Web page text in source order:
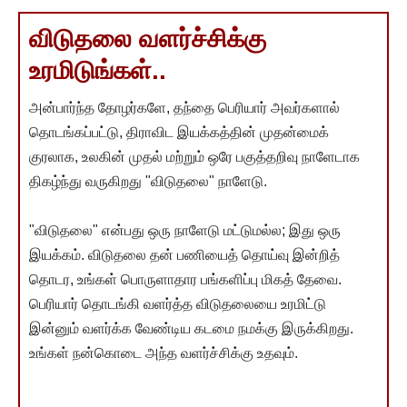
விடுதலை வளர்ச்சிக்கு
உரமிடுங்கள்..
அன்பார்ந்த தோழர்களே, தந்தை பெரியார் அவர்களால்
தொடங்கப்பட்டு, திராவிட இயக்கத்தின் முதன்மைக்
குரலாக, உலகின் முதல் மற்றும் ஒரே பகுத்தறிவு நாளேடாக
திகழ்ந்து வருகிறது "விடுதலை" நாளேடு.
"விடுதலை" என்பது ஒரு நாளேடு மட்டுமல்ல; இது ஒரு
இயக்கம். விடுதலை தன் பணியைத் தொய்வு இன்றித்
தொடர, உங்கள் பொருளாதார பங்களிப்பு மிகத் தேவை.
பெரியார் தொடங்கி வளர்த்த விடுதலையை உரமிட்டு
இன்னும் வளர்க்க வேண்டிய கடமை நமக்கு இருக்கிறது.
உங்கள் நன்கொடை அந்த வளர்ச்சிக்கு உதவும்.